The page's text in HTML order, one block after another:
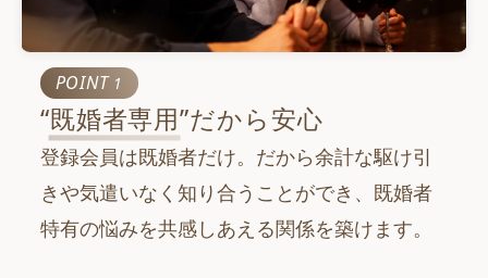
POINT 1
“既婚者専用”だから安心
登録会員は既婚者だけ。だから余計な駆け引
きや気遣いなく知り合うことができ、既婚者
特有の悩みを共感しあえる関係を築けます。